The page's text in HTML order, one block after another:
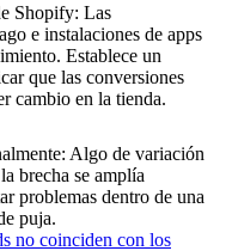
Shopify: Las
e instalaciones de apps
Establece un
que las conversiones
cambio en la tienda.
: Algo de variación
brecha se amplía
problemas dentro de una
puja.
no coinciden con los